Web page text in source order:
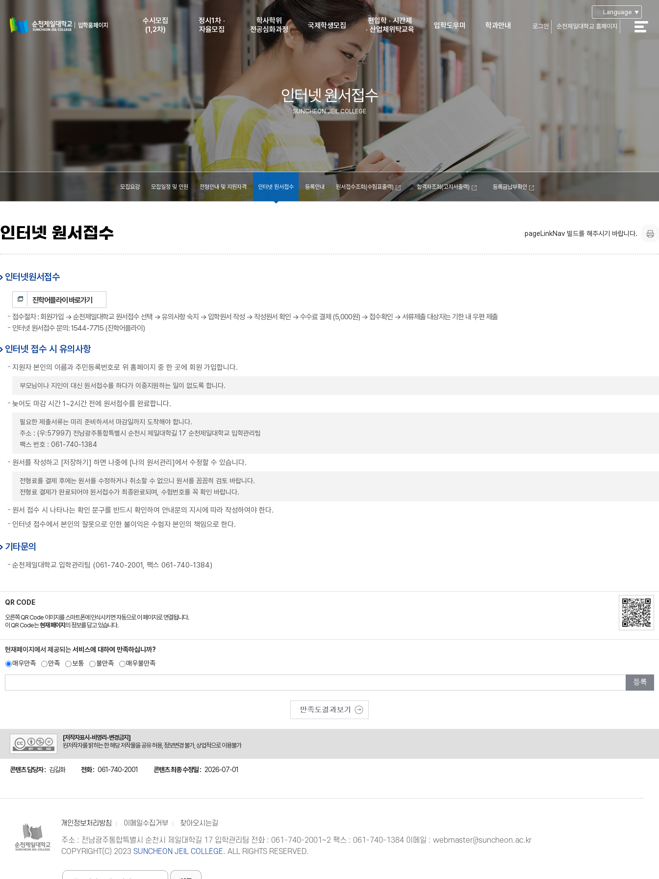
수시모집
(1,2차)
지원자격
인터넷 원서접수
등록안내
(수험표출력)
(고지서출력)
정시1차 ·
자율모집
모집일정 및 인원
전형안내 및
지원자격
인터넷 원서접수
등록안내
원서접수조회
(수험표출력)
합격자조회
(고지서출력)
등록금납부확인
학사학위
전공심화과정
학사학위
전공심화과정안내
(수험표출력)
합격자조회
(고지서출력)
등록금납부확인
국제학생모집
입학안내
비자발급 안내
국제학생 모집학과
편입학 · 시간제
· 산업체위탁교육
편입학 모집 안내
산업체위탁교육생
모집안내
입학도우미
공지사항
학생부성적산출
입학자료실
수험생유의사항
찾아오시는길
캠퍼스맵
학과안내
학과안내
Language ▼
로그인
순천제일대학교 홈페이지
인터넷 원서접수
SUNCHEON JEIL COLLEGE
모집요강 모집일정 및 인원 전형안내 및 지원자격 인터넷 원서접수 등록안내 원서접수조회(수험표출력) 합격자조회(고지서출력) 등록금납부확인
인터넷 원서접수 pageLinkNav 빌드를 해주시기 바랍니다.
인터넷원서접수
진학어플라이 바로가기
접수절차 : 회원가입 → 순천제일대학교 원서접수 선택 → 유의사항 숙지 → 입학원서 작성 → 작성원서 확인 → 수수료 결제 (5,000원) → 접수확인 → 서류제출 대상자는 기한 내 우편 제출
인터넷 원서접수 문의: 1544-7715 (진학어플라이)
인터넷 접수 시 유의사항
지원자 본인의 이름과 주민등록번호로 위 홈페이지 중 한 곳에 회원 가입합니다.
부모님이나 지인이 대신 원서접수를 하다가 이중지원하는 일이 없도록 합니다.
늦어도 마감 시간 1~2시간 전에 원서접수를 완료합니다.
필요한 제출서류는 미리 준비하셔서 마감일까지 도착해야 합니다.
주소 : (우:57997) 전남광주통합특별시 순천시 제일대학길 17 순천제일대학교 입학관리팀
팩스 번호 : 061-740-1384
원서를 작성하고 [저장하기] 하면 나중에 [나의 원서관리]에서 수정할 수 있습니다.
전형료를 결제 후에는 원서를 수정하거나 취소할 수 없으니 원서를 꼼꼼히 검토 바랍니다.
전형료 결제가 완료되어야 원서접수가 최종완료되며, 수험번호를 꼭 확인 바랍니다.
원서 접수 시 나타나는 확인 문구를 반드시 확인하여 안내문의 지시에 따라 작성하여야 한다.
인터넷 접수에서 본인의 잘못으로 인한 불이익은 수험자 본인의 책임으로 한다.
기타문의
순천제일대학교 입학관리팀 (061-740-2001, 팩스 061-740-1384)
QR CODE
오른쪽 QR Code 이미지를 스마트폰에 인식시키면 자동으로 이 페이지로 연결됩니다.
이 QR Code는현재 페이지의 정보를 담고 있습니다.
현재페이지에서 제공되는서비스에 대하여 만족하십니까?
매우만족
만족 보통 불만족 매우불만족
[저작자표시-비영리-변경금지]
원저작자를 밝히는 한 해당 저작물을 공유 허용, 정보변경 불가, 상업적으로 이용불가
콘텐츠 담당자 : 김길화 전화 : 061-740-2001 콘텐츠 최종 수정일 : 2026-07-01
개인정보처리방침 이메일수집거부 찾아오시는길
주소 : 전남광주통합특별시 순천시 제일대학길 17 입학관리팀 전화 : 061-740-2001~2 팩스 : 061-740-1384 이메일 : webmaster@suncheon.ac.kr
COPYRIGHT(C) 2023 SUNCHEON JEIL COLLEGE. ALL RIGHTS RESERVED.